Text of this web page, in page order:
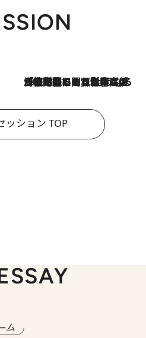
2026.8.3
「住宅建てられない…」「サーチャージ料の高値が続いている」ホルムズ海峡封鎖による影響はいつまで続く？《エネルギー専門家に聞く“どうなる日本の暮らし”》
ッション TOP